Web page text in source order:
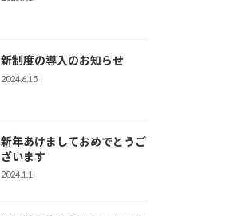
新制度の導入のお知らせ
2024.6.15
新年あけましておめでとうご
ざいます
2024.1.1